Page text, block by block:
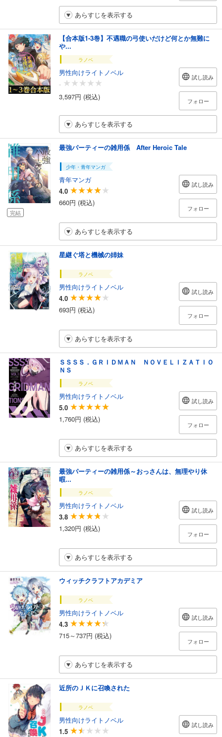
あらすじを表示する
【合本版1-3巻】不遇職の弓使いだけど何とか無難に
や...
ラノベ
男性向けライトノベル
-
3,597円 (税込)
試し読み
フォロー
あらすじを表示する
完結
最強パーティーの雑用係 After Heroic Tale
少年・青年マンガ
青年マンガ
4.0
660円 (税込)
試し読み
フォロー
あらすじを表示する
星継ぐ塔と機械の姉妹
ラノベ
男性向けライトノベル
4.0
693円 (税込)
試し読み
フォロー
あらすじを表示する
ＳＳＳＳ．ＧＲＩＤＭＡＮ ＮＯＶＥＬＩＺＡＴＩＯ
ＮＳ
ラノベ
男性向けライトノベル
5.0
1,760円 (税込)
試し読み
フォロー
あらすじを表示する
最強パーティーの雑用係～おっさんは、無理やり休
暇...
ラノベ
男性向けライトノベル
3.8
1,320円 (税込)
試し読み
フォロー
あらすじを表示する
ウィッチクラフトアカデミア
ラノベ
男性向けライトノベル
4.3
715～737円 (税込)
試し読み
フォロー
あらすじを表示する
近所のＪＫに召喚された
ラノベ
男性向けライトノベル
1.5
試し読み